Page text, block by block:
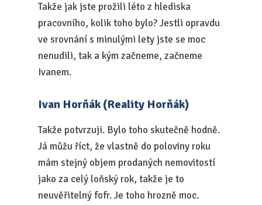
Takže jak jste prožili léto z hlediska
pracovního, kolik toho bylo? Jestli opravdu
ve srovnání s minulými lety jste se moc
nenudili, tak a kým začneme, začneme
Ivanem.
Ivan Horňák (Reality Horňák)
Takže potvrzuji. Bylo toho skutečně hodně.
Já můžu říct, že vlastně do poloviny roku
mám stejný objem prodaných nemovitostí
jako za celý loňský rok, takže je to
neuvěřitelný fofr. Je toho hrozně moc.